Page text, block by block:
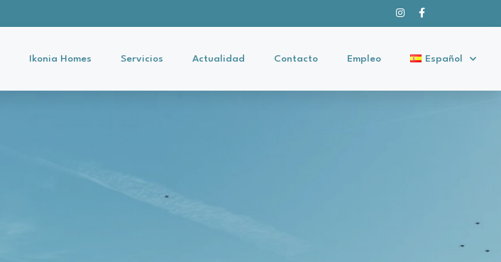
Ikonia Homes Servicios Actualidad Contacto Empleo Español